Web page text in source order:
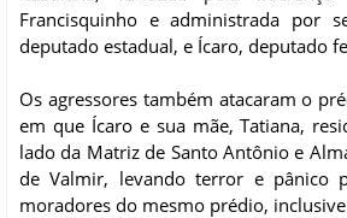
Francisquinho e administrada por
deputado estadual, e Ícaro, deputado
Os agressores também atacaram o
em que Ícaro e sua mãe, Tatiana,
lado da Matriz de Santo Antônio e
de Valmir, levando terror e pânico
moradores do mesmo prédio,